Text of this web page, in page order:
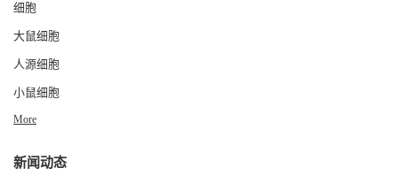
细胞
大鼠细胞
人源细胞
小鼠细胞
More
新闻动态